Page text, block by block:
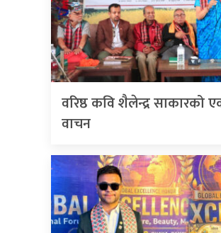
वरिष्ठ कवि शैलेन्द्र साकारको
वाचन